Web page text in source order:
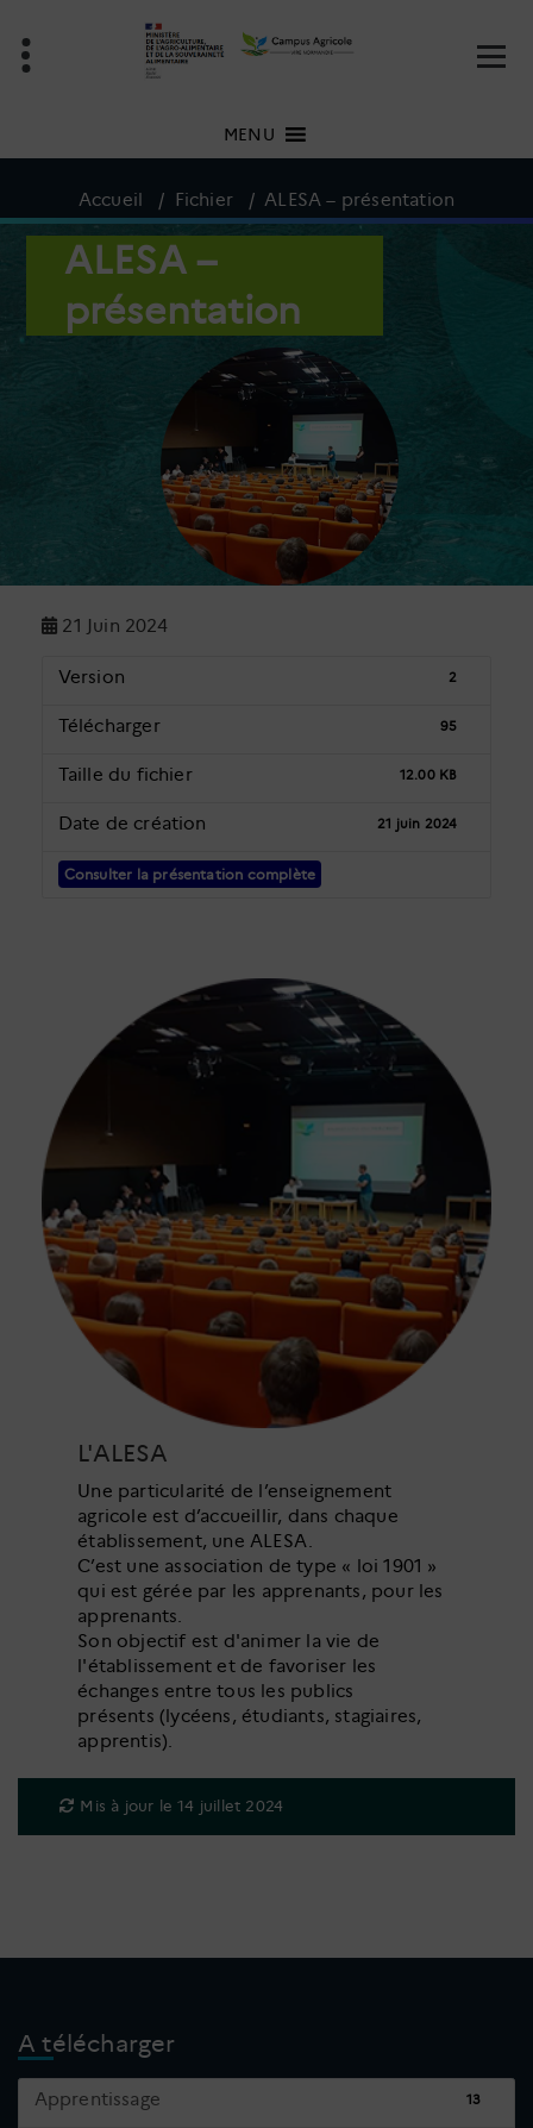
contenu
MENU
Accueil / Fichier/ ALESA – présentation
ALESA –
présentation
21 Juin 2024
Version 2
Télécharger 95
Taille du fichier 12.00 KB
Date de création 21 juin 2024
Consulter la présentation complète
L'ALESA
Une particularité de l’enseignement
agricole est d’accueillir, dans chaque
établissement, une ALESA.
C’est une association de type « loi 1901 »
qui est gérée par les apprenants, pour les
apprenants.
Son objectif est d'animer la vie de
l'établissement et de favoriser les
échanges entre tous les publics
présents (lycéens, étudiants, stagiaires,
apprentis).
Mis à jour le 14 juillet 2024
A télécharger
Apprentissage 13